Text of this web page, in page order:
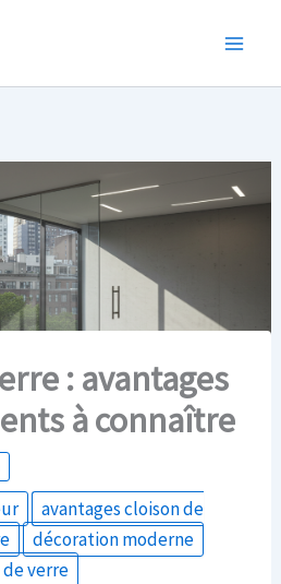
: avantages
à connaître
avantages cloison de
décoration moderne
verre